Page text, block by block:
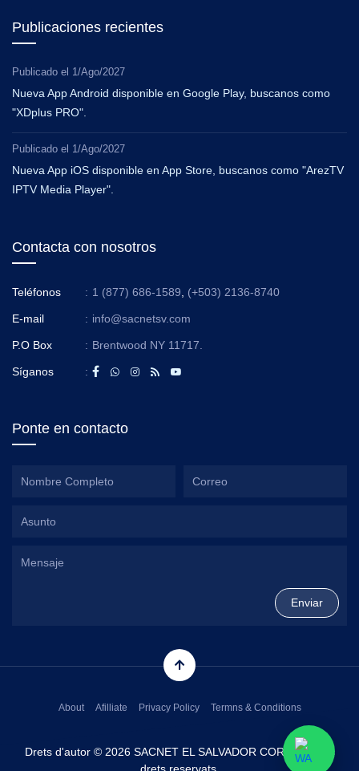
Publicaciones recientes
Publicado el 1/Ago/2027
Nueva App Android disponible en Google Play, buscanos como
"XDplus PRO".
Publicado el 1/Ago/2027
Nueva App iOS disponible en App Store, buscanos como "ArezTV
IPTV Media Player".
Contacta con nosotros
Teléfonos : 1 (877) 686-1589 (+503) 2136-8740
E-mail : info@sacnetsv.com
P.O Box : Brentwood NY 11717.
Síganos :
Ponte en contacto
Drets d'autor © 2026 SACNET EL SALVADOR CORP. Tots els
About Afilliate Privacy Policy Termns & Conditions